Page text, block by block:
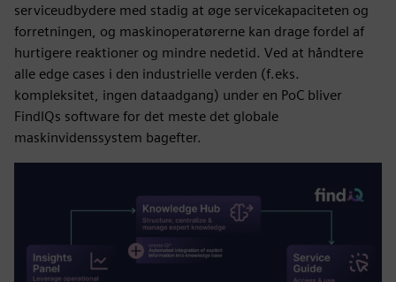
serviceudbydere med stadig at øge servicekapaciteten og
forretningen, og maskinoperatørerne kan drage fordel af
hurtigere reaktioner og mindre nedetid. Ved at håndtere
alle edge cases i den industrielle verden (f.eks.
kompleksitet, ingen dataadgang) under en PoC bliver
FindIQs software for det meste det globale
maskinvidenssystem bagefter.